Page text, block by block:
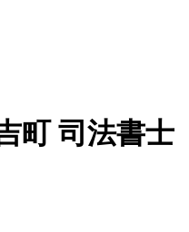
町 司法書士